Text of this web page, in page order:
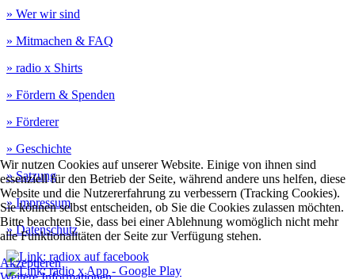
» Wer wir sind
» Mitmachen & FAQ
» radio x Shirts
» Fördern & Spenden
» Förderer
» Geschichte
» Satzung
» Impressum
» Datenschutz
Wir nutzen Cookies auf unserer Website. Einige von ihnen sind
essenziell für den Betrieb der Seite, während andere uns helfen, diese
Website und die Nutzererfahrung zu verbessern (Tracking Cookies).
Sie können selbst entscheiden, ob Sie die Cookies zulassen möchten.
Bitte beachten Sie, dass bei einer Ablehnung womöglich nicht mehr
alle Funktionalitäten der Seite zur Verfügung stehen.
Akzeptieren